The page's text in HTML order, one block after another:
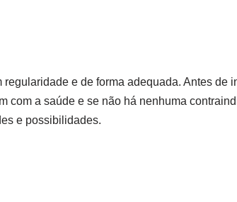
e de forma adequada. Antes de
com a saúde e se não há nenhuma
e possibilidades.